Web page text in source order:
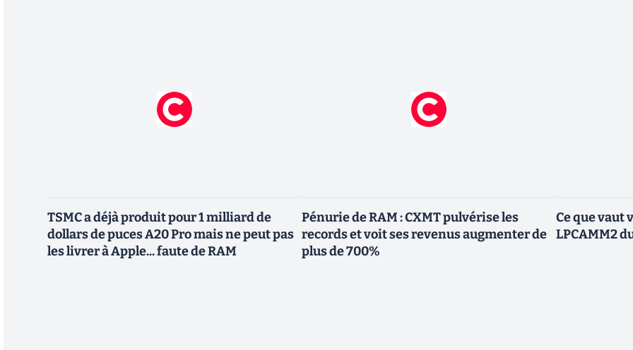
TSMC a déjà produit pour 1 milliard de
dollars de puces A20 Pro mais ne peut pas
les livrer à Apple... faute de RAM
Pénurie de RAM : CXMT pulvérise les
records et voit ses revenus augmenter de
plus de 700%
Ce que vaut
LPCAMM2